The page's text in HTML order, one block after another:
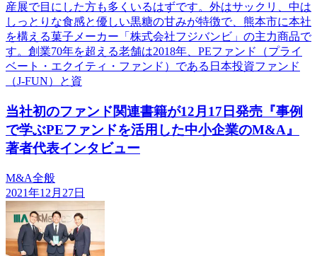
産展で目にした方も多くいるはずです。外はサックリ、中は
しっとりな食感と優しい黒糖の甘みが特徴で、熊本市に本社
を構える菓子メーカー「株式会社フジバンビ」の主力商品で
す。創業70年を超える老舗は2018年、PEファンド（プライ
ベート・エクイティ・ファンド）である日本投資ファンド
（J-FUN）と資
当社初のファンド関連書籍が12月17日発売『事例
で学ぶPEファンドを活用した中小企業のM&A』
著者代表インタビュー
M&A全般
2021年12月27日